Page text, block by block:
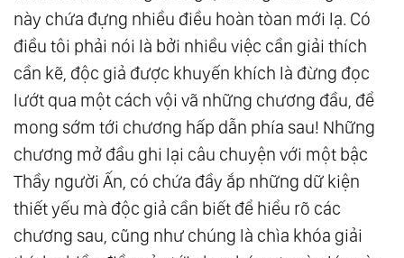
này chứa đựng nhiều điều hoàn tòan mới lạ. Có
điều tôi phải nói là bởi nhiều việc cần giải thích
cần kẽ, độc giả được khuyến khích là đừng đọc
lướt qua một cách vội vã những chương đầu, để
mong sớm tới chương hấp dẫn phía sau! Những
chương mở đầu ghi lại câu chuyện với một bậc
Thầy người Ấn, có chứa đầy ắp những dữ kiện
thiết yếu mà độc giả cần biết để hiểu rõ các
chương sau, cũng như chúng là chìa khóa giải